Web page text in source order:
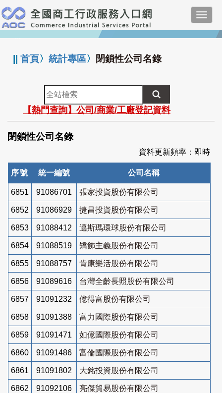
跳
到
主
要
:::
||首頁〉統計專區〉 閉鎖性公司名錄
全
站
檢
索
【熱門查詢】公司/商業/工廠登記資料
閉鎖性公司名錄
資料更新頻率：即時
序號 統一編號 公司名稱
6851 91086701 張家投資股份有限公司
6852 91086929 捷昌投資股份有限公司
6853 91088412 邁斯瑪環球股份有限公司
6854 91088519 矯飾主義股份有限公司
6855 91088757 肯康樂活股份有限公司
6856 91089616 台灣全齡長照股份有限公司
6857 91091232 億得富股份有限公司
6858 91091388 富力國際股份有限公司
6859 91091471 如億國際股份有限公司
6860 91091486 富倫國際股份有限公司
6861 91091802 大銘投資股份有限公司
6862 91092106 亮傑貿易股份有限公司